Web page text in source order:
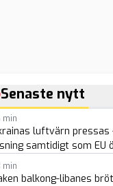
Senaste nytt
min
luftvärn pressas
samtidigt som EU
min
balkong-libanes